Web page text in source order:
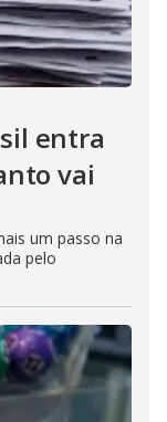
entra
vai
um passo na
pelo